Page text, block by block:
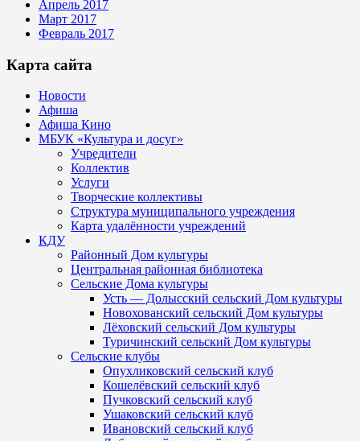
Апрель 2017
Март 2017
Февраль 2017
Карта сайта
Новости
Афиша
Афиша Кино
МБУК «Культура и досуг»
Учредители
Коллектив
Услуги
Творческие коллективы
Структура муниципального учреждения
Карта удалённости учреждений
КДУ
Районный Дом культуры
Центральная районная библиотека
Сельские Дома культуры
Усть — Долысский сельский Дом культуры
Новохованский сельский Дом культуры
Лёховский сельский Дом культуры
Туричинский сельский Дом культуры
Сельские клубы
Опухликовский сельский клуб
Кошелёвский сельский клуб
Пучковский сельский клуб
Ушаковский сельский клуб
Ивановский сельский клуб